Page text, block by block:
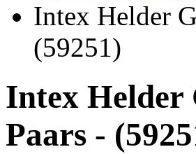
Intex Helder
(59251)
Intex Helder
Paars -